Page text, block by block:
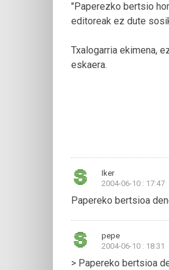
"Paperezko bertsio
editoreak ez dute
Txalogarria ekimena,
eskaera.
Iker
2004-06-10 : 17:47
Papereko bertsioa
pepe
2004-06-10 : 18:31
> Papereko bertsioa